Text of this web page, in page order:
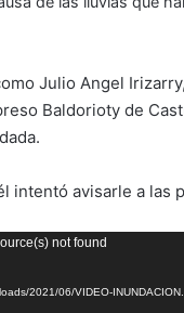
Julio Angel
Baldorioty de
intentó avisarle a las
not found
2021/06/VIDEO-